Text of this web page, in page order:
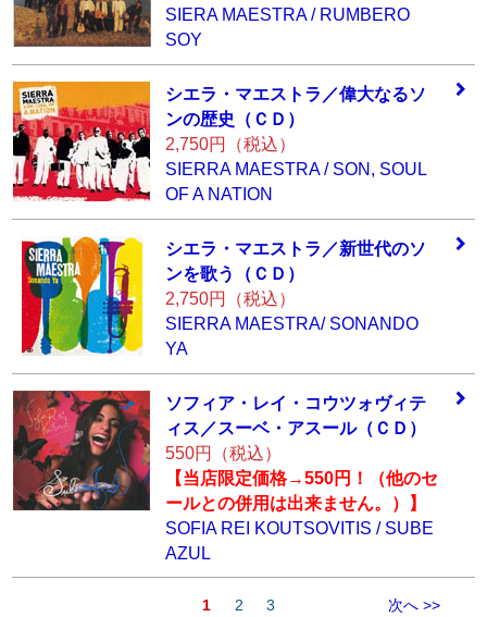
SIERA MAESTRA / RUMBERO
SOY
シエラ・マエスト ラ／偉大なるソ
ンの歴史（ＣＤ）
2,750円（税込）
SIERRA MAESTRA / SON, SOUL
OF A NATION
シエラ・マエスト ラ／新世代のソ
ンを歌う（ＣＤ）
2,750円（税込）
SIERRA MAESTRA/ SONANDO
YA
ソフィア・レイ・ コウツォヴィテ
ィ ス／スーベ・アスール（ＣＤ）
550円（税込）
【当店限定価格→550円！（他のセ
ールとの併用は出来ません。）】
SOFIA REI KOUTSOVITIS / SUBE
AZUL
1 2 3 次へ >>